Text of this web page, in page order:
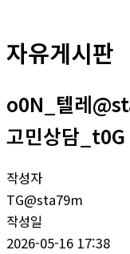
자유게시판
o0N_텔레
고민상담_t0G
작성자
TG@sta79m
작성일
2026-05-16 17:38